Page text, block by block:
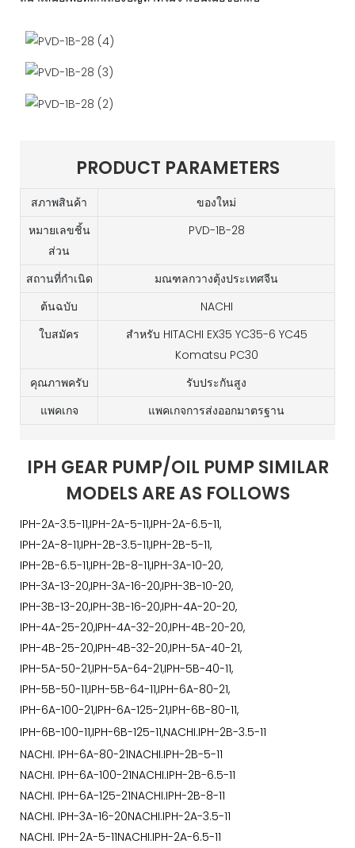
PRODUCT PARAMETERS
สภาพสินค้า
ของใหม่
หมายเลขชิ้น
ส่วน
PVD-1B-28
สถานที่กำเนิด
มณฑลกวางตุ้งประเทศจีน
ต้นฉบับ
NACHI
ใบสมัคร
สำหรับ HITACHI EX35 YC35-6 YC45
Komatsu PC30
คุณภาพครับ
รับประกันสูง
แพคเกจ
แพคเกจการส่งออกมาตรฐาน
IPH GEAR PUMP/OIL PUMP SIMILAR
MODELS ARE AS FOLLOWS
IPH-2A-3.5-11,IPH-2A-5-11,IPH-2A-6.5-11,
IPH-2A-8-11,IPH-2B-3.5-11,IPH-2B-5-11,
IPH-2B-6.5-11,IPH-2B-8-11,IPH-3A-10-20,
IPH-3A-13-20,IPH-3A-16-20,IPH-3B-10-20,
IPH-3B-13-20,IPH-3B-16-20,IPH-4A-20-20,
IPH-4A-25-20,IPH-4A-32-20,IPH-4B-20-20,
IPH-4B-25-20,IPH-4B-32-20,IPH-5A-40-21,
IPH-5A-50-21,IPH-5A-64-21,IPH-5B-40-11,
IPH-5B-50-11,IPH-5B-64-11,IPH-6A-80-21,
IPH-6A-100-21,IPH-6A-125-21,IPH-6B-80-11,
IPH-6B-100-11,IPH-6B-125-11,NACHI.IPH-2B-3.5-11
NACHI. IPH-6A-80-21NACHI.IPH-2B-5-11
NACHI. IPH-6A-100-21NACHI.IPH-2B-6.5-11
NACHI. IPH-6A-125-21NACHI.IPH-2B-8-11
NACHI. IPH-3A-16-20NACHI.IPH-2A-3.5-11
NACHI. IPH-2A-5-11NACHI.IPH-2A-6.5-11